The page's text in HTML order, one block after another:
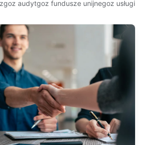
goz audytgoz fundusze unijnegoz usługi